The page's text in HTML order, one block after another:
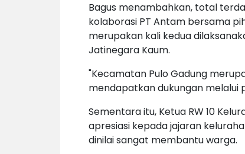
Bagus menambahkan, total
kolaborasi PT Antam bersama
merupakan kali kedua
Jatinegara Kaum.
"Kecamatan Pulo Gadung
mendapatkan dukungan melalui
Sementara itu, Ketua RW 10
apresiasi kepada jajaran
dinilai sangat membantu warga.